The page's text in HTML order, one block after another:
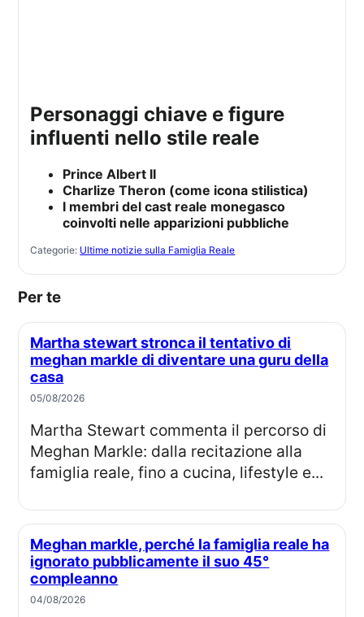
personaggi chiave e figure
influenti nello stile reale
Prince Albert II
Charlize Theron (come icona stilistica)
I membri del cast reale monegasco
coinvolti nelle apparizioni pubbliche
Categorie: Ultime notizie sulla Famiglia Reale
Per te
Martha stewart stronca il tentativo di
meghan markle di diventare una guru della
casa
05/08/2026
Martha Stewart commenta il percorso di
Meghan Markle: dalla recitazione alla
famiglia reale, fino a cucina, lifestyle e...
Meghan markle, perché la famiglia reale ha
ignorato pubblicamente il suo 45°
compleanno
04/08/2026